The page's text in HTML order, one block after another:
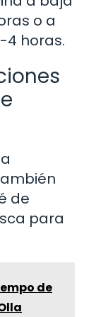
o a
horas.
de
para
de